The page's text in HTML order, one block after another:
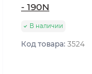
- 190N
В наличии
Код товара: 3524